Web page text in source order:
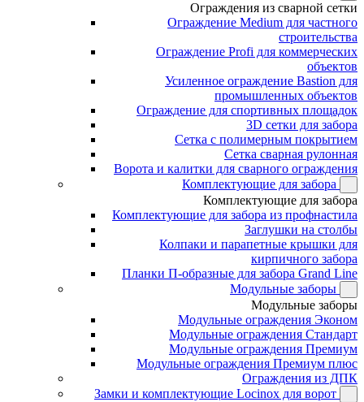
Ограждения из сварной сетки
Ограждение Medium для частного
строительства
Ограждение Profi для коммерческих
объектов
Усиленное ограждение Bastion для
промышленных объектов
Ограждение для спортивных площадок
3D сетки для забора
Сетка с полимерным покрытием
Сетка сварная рулонная
Ворота и калитки для сварного ограждения
Комплектующие для забора
Комплектующие для забора
Комплектующие для забора из профнастила
Заглушки на столбы
Колпаки и парапетные крышки для
кирпичного забора
Планки П-образные для забора Grand Line
Модульные заборы
Модульные заборы
Модульные ограждения Эконом
Модульные ограждения Стандарт
Модульные ограждения Премиум
Модульные ограждения Премиум плюс
Ограждения из ДПК
Замки и комплектующие Locinox для ворот